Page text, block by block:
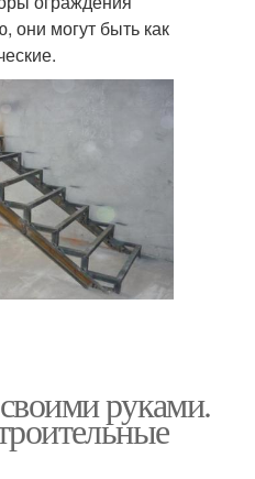
могут быть как
руками.